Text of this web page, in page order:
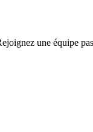
une équipe